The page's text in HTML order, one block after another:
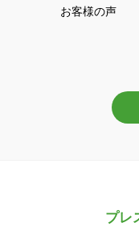
お客様の声
プレ